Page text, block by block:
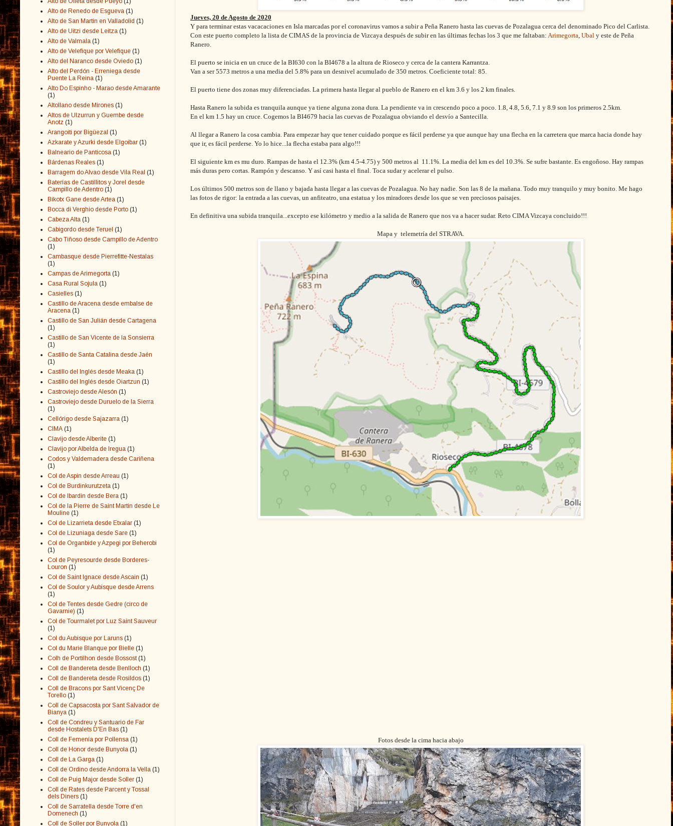
Jueves, 20 de Agosto de 2020
Y para terminar estas vacacaciones en Isla marcadas por el coronavirus vamos a subir a Peña Ranero hasta las cuevas de Pozalagua cerca del denominado Pico del Carlista.
Con este puerto completo la lista de CIMAS de la provincia de Vizcaya después de subir en las últimas fechas los 3 que me faltaban: Arimegorta, Ubal y este de Peña
Ranero.
El puerto se inicia en un cruce de la BI630 con la BI4678 a la altura de Rioseco y cerca de la cantera Karrantza.
Van a ser 5573 metros a una media del 5.8% para un desnivel acumulado de 350 metros. Coeficiente total: 85.
El puerto tiene dos zonas muy diferenciadas. La primera hasta llegar al pueblo de Ranero en el km 3.6 y los 2 km finales.
Hasta Ranero la subida es tranquila aunque ya tiene alguna zona dura. La pendiente va in crescendo poco a poco. 1.8, 4.8, 5.6, 7.1 y 8.9 son los primeros 2.5km.
En el km 1.5 hay un cruce. Cogemos la BI4679 hacia las cuevas de Pozalagua obviando el desvío a Santecilla.
Al llegar a Ranero la cosa cambia. Para empezar hay que tener cuidado porque es fácil perderse ya que aunque hay una flecha en la carretera que marca hacia donde hay
que ir, es fácil perderse. Yo lo hice...la flecha estaba para algo!!!
El siguiente km es mu duro. Rampas de hasta el 12.3% (km 4.5-4.75) y 500 metros al 11.1%. La media del km es del 10.3%. Se sufre bastante. Es engoñoso. Hay rampas
más duras pero cortas. Rampón y descanso. Y así casi hasta el final. Toca sudar y acelerar el pulso.
Los últimos 500 metros son de llano y bajada hasta llegar a las cuevas de Pozalagua. No hay nadie. Son las 8 de la mañana. Todo muy tranquilo y muy bonito. Me hago
las fotos de rigor: la entrada a las cuevas, un anfiteatro, una estatua y los miradores desde los que se ven preciosos paisajes.
En definitiva una subida tranquila...excepto ese kilómetro y medio a la salida de Ranero que nos va a hacer sudar. Reto CIMA Vizcaya concluido!!!
Mapa y telemetría del STRAVA.
Fotos desde la cima hacia abajo
Alto de Renedo de Esgueva (1)
Alto de San Martín en Valladolid (1)
Alto de Uitzi desde Leitza (1)
Alto de Valmala (1)
Alto de Velefique por Velefique (1)
Alto del Naranco desde Oviedo (1)
Alto del Perdón - Erreniega desde
Puente La Reina (1)
Alto Do Espinho - Marao desde Amarante
(1)
Altollano desde Mirones (1)
Altos de Ulzurrun y Guembe desde
Anotz (1)
Arangoiti por Bigüezal (1)
Azkarate y Azurki desde Elgoibar (1)
Balneario de Panticosa (1)
Bárdenas Reales (1)
Barragem do Alvao desde Vila Real (1)
Baterías de Castillitos y Jorel desde
Campillo de Adentro (1)
Bikotx Gane desde Artea (1)
Bocca di Verghio desde Porto (1)
Cabeza Alta (1)
Cabigordo desde Teruel (1)
Cabo Tiñoso desde Campillo de Adentro
(1)
Cambasque desde Pierrefitte-Nestalas
(1)
Campas de Arimegorta (1)
Casa Rural Sojula (1)
Casielles (1)
Castillo de Aracena desde embalse de
Aracena (1)
Castillo de San Julián desde Cartagena
(1)
Castillo de San Vicente de la Sonsierra
(1)
Castillo de Santa Catalina desde Jaén
(1)
Castillo del Inglés desde Meaka (1)
Castillo del Inglés desde Oiartzun (1)
Castroviejo desde Alesón (1)
Castroviejo desde Duruelo de la Sierra
(1)
Cellórigo desde Sajazarra (1)
CIMA (1)
Clavijo desde Alberite (1)
Clavijo por Albelda de Iregua (1)
Codos y Valdemadera desde Cariñena
(1)
Col de Aspin desde Arreau (1)
Col de Burdinkurutzeta (1)
Col de Ibardin desde Bera (1)
Col de la Pierre de Saint Martin desde Le
Mouline (1)
Col de Lizarrieta desde Etxalar (1)
Col de Lizuniaga desde Sare (1)
Col de Organbide y Azpegi por Beherobi
(1)
Col de Peyresourde desde Borderes-
Louron (1)
Col de Saint Ignace desde Ascain (1)
Col de Soulor y Aubisque desde Arrens
(1)
Col de Tentes desde Gedre (circo de
Gavarnie) (1)
Col de Tourmalet por Luz Saint Sauveur
(1)
Col du Aubisque por Laruns (1)
Col du Marie Blanque por Bielle (1)
Colh de Portilhon desde Bossost (1)
Coll de Bandereta desde Benlloch (1)
Coll de Bandereta desde Rosildos (1)
Coll de Bracons por Sant Vicenç De
Torello (1)
Coll de Capsacosta por Sant Salvador de
Bianya (1)
Coll de Condreu y Santuario de Far
desde Hostalets D'En Bas (1)
Coll de Femenía por Pollensa (1)
Coll de Honor desde Bunyola (1)
Coll de La Garga (1)
Coll de Ordino desde Andorra la Vella (1)
Coll de Puig Major desde Soller (1)
Coll de Rates desde Parcent y Tossal
dels Diners (1)
Coll de Sarratella desde Torre d'en
Domenech (1)
Coll de Soller por Bunyola (1)